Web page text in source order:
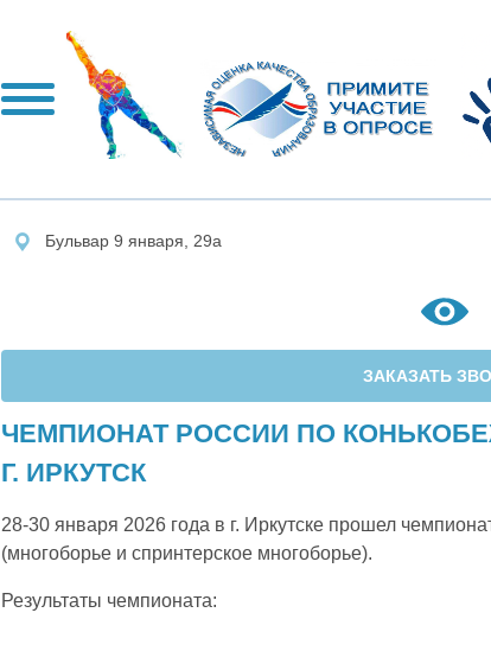
Бульвар 9 января, 29а
ЗАКАЗАТЬ
ЧЕМПИОНАТ РОССИИ ПО
Г. ИРКУТСК
28-30 января 2026 года в г. Иркутске прошел
(многоборье и спринтерское многоборье).
Результаты чемпионата: